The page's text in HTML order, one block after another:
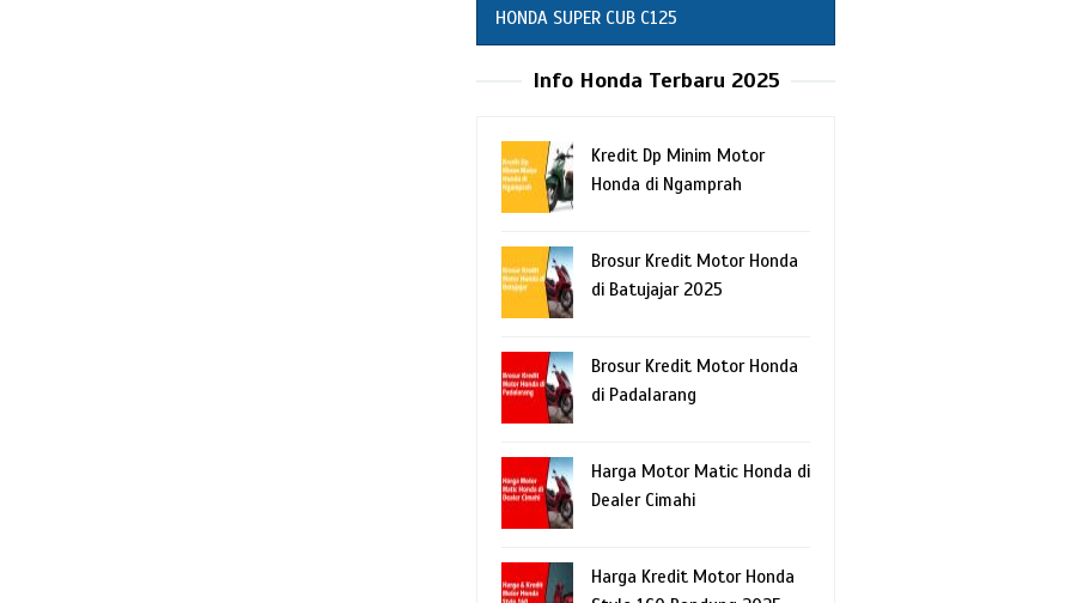
HONDA SUPER CUB C125
Info Honda Terbaru 2025
Kredit Dp Minim Motor
Honda di Ngamprah
Brosur Kredit Motor Honda
di Batujajar 2025
Brosur Kredit Motor Honda
di Padalarang
Harga Motor Matic Honda di
Dealer Cimahi
Harga Kredit Motor Honda